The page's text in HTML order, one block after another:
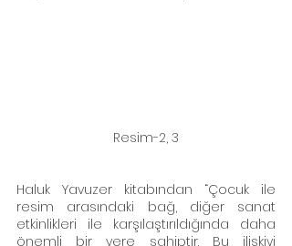
Resim-2, 3
Haluk Yavuzer kitabından “Çocuk ile
resim arasındaki bağ, diğer sanat
etkinlikleri ile karşılaştırıldığında daha
önemli bir yere sahiptir. Bu ilişkiyi